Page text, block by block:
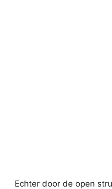
Echter door de open